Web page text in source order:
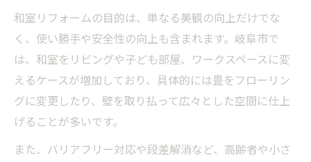
和室リフォームの目的は、単なる美観の向上だけでな
く、使い勝手や安全性の向上も含まれます。岐阜市で
は、和室をリビングや子ども部屋、ワークスペースに変
えるケースが増加しており、具体的には畳をフローリン
グに変更したり、壁を取り払って広々とした空間に仕上
げることが多いです。
また、バリアフリー対応や段差解消など、高齢者や小さ